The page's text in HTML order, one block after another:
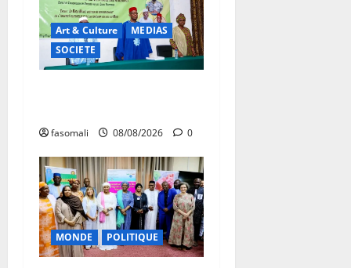
Art & Culture
MEDIAS
SOCIETE
fasomali 08/08/2026 0
MONDE POLITIQUE